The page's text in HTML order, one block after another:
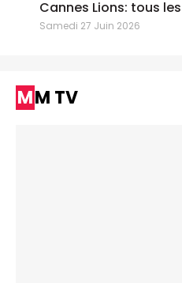
Cannes Lions: tous
Samedi 27 Juin 2026
MM TV